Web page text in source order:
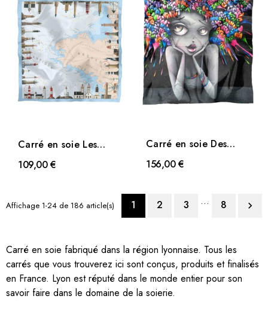
Carré en soie Les
phares Bretons
d'Héron
109,00 €
Carré en soie Des
couleurs plein la tête...
156,00 €
Affichage 1-24 de 186 article(s) 1 2 3 … 8 
Carré en soie fabriqué dans la région lyonnaise. Tous les
carrés que vous trouverez ici sont conçus, produits et finalisés
en France. Lyon est réputé dans le monde entier pour son
savoir faire dans le domaine de la soierie.